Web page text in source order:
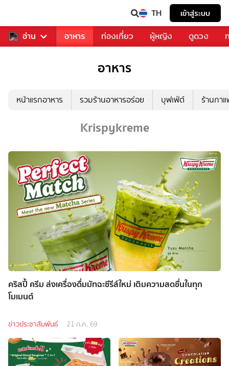
TH เข้าสู่ระบบ
อ่าน
รวงการเพลง อาหาร ท่องเที่ยว ผู้หญิง ดูดวง
อาหาร
หน้าแรกอาหาร รวมร้านอาหารอร่อย บุฟเฟ่ต์ ร้านกา
Krispykreme
คริสปี้ ครีม ส่งเครื่องดื่มมัทฉะซีรีส์ใหม่ เติมความสดชื่นในทุก
โมเมนต์
ข่าวประชาสัมพันธ์ 21 ก.ค. 69